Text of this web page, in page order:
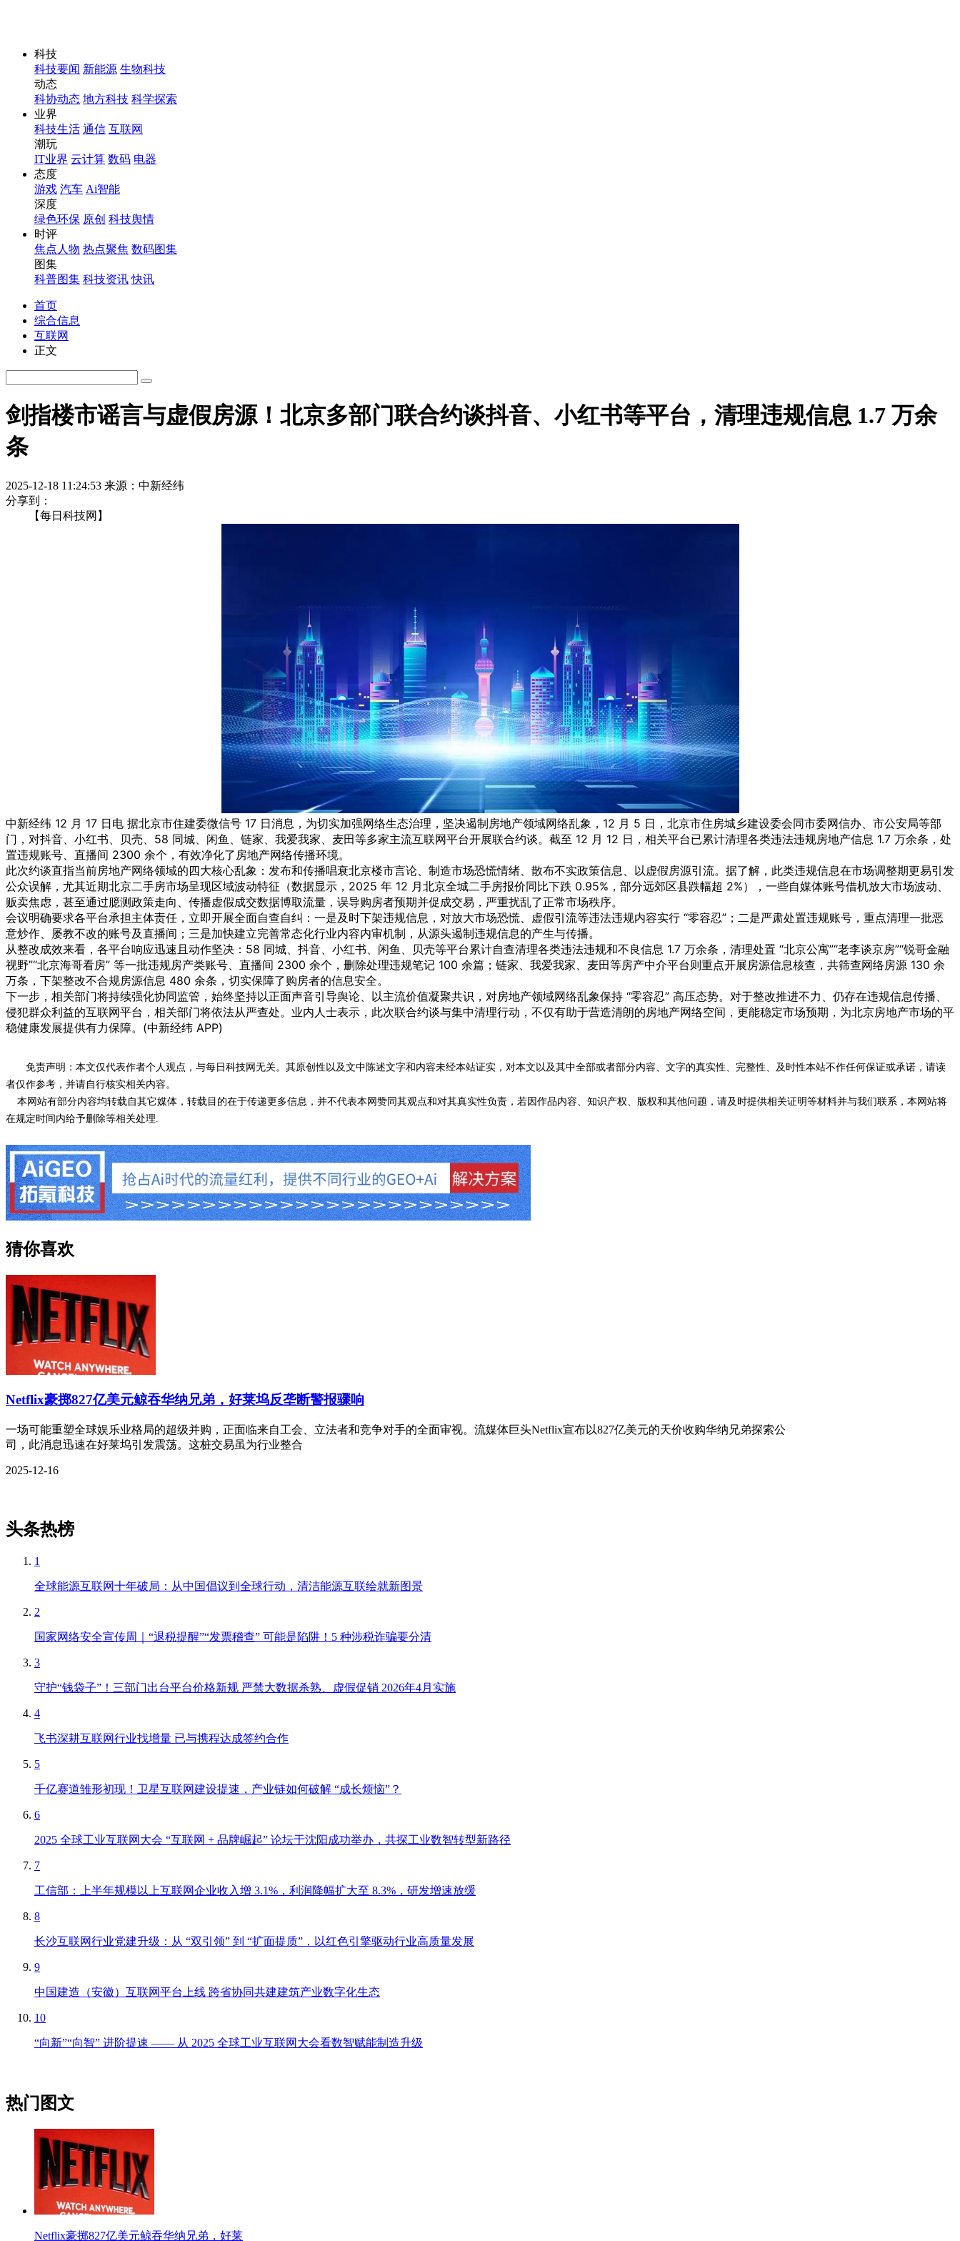
科技
科技要闻 新能源 生物科技
动态
科协动态 地方科技 科学探索
业界
科技生活 通信 互联网
潮玩
IT业界 云计算 数码 电器
态度
游戏 汽车 Ai智能
深度
绿色环保 原创 科技舆情
时评
焦点人物 热点聚焦 数码图集
图集
科普图集 科技资讯 快讯
首页
综合信息
互联网
正文
剑指楼市谣言与虚假房源！北京多部门联合约谈抖音、小红书等平台，清理违规信息 1.7 万余
条
2025-12-18 11:24:53 来源：中新经纬
分享到：
【每日科技网】
中新经纬 12 月 17 日电 据北京市住建委微信号 17 日消息，为切实加强网络生态治理，坚决遏制房地产领域网络乱象，12 月 5 日，北京市住房城乡建设委会同市委网信办、市公安局等部
门，对抖音、小红书、贝壳、58 同城、闲鱼、链家、我爱我家、麦田等多家主流互联网平台开展联合约谈。截至 12 月 12 日，相关平台已累计清理各类违法违规房地产信息 1.7 万余条，处
置违规账号、直播间 2300 余个，有效净化了房地产网络传播环境。
此次约谈直指当前房地产网络领域的四大核心乱象：发布和传播唱衰北京楼市言论、制造市场恐慌情绪、散布不实政策信息、以虚假房源引流。据了解，此类违规信息在市场调整期更易引发
公众误解，尤其近期北京二手房市场呈现区域波动特征（数据显示，2025 年 12 月北京全城二手房报价同比下跌 0.95%，部分远郊区县跌幅超 2%），一些自媒体账号借机放大市场波动、
贩卖焦虑，甚至通过臆测政策走向、传播虚假成交数据博取流量，误导购房者预期并促成交易，严重扰乱了正常市场秩序。
会议明确要求各平台承担主体责任，立即开展全面自查自纠：一是及时下架违规信息，对放大市场恐慌、虚假引流等违法违规内容实行 “零容忍”；二是严肃处置违规账号，重点清理一批恶
意炒作、屡教不改的账号及直播间；三是加快建立完善常态化行业内容内审机制，从源头遏制违规信息的产生与传播。
从整改成效来看，各平台响应迅速且动作坚决：58 同城、抖音、小红书、闲鱼、贝壳等平台累计自查清理各类违法违规和不良信息 1.7 万余条，清理处置 “北京公寓”“老李谈京房”“锐哥金融
视野”“北京海哥看房” 等一批违规房产类账号、直播间 2300 余个，删除处理违规笔记 100 余篇；链家、我爱我家、麦田等房产中介平台则重点开展房源信息核查，共筛查网络房源 130 余
万条，下架整改不合规房源信息 480 余条，切实保障了购房者的信息安全。
下一步，相关部门将持续强化协同监管，始终坚持以正面声音引导舆论、以主流价值凝聚共识，对房地产领域网络乱象保持 “零容忍” 高压态势。对于整改推进不力、仍存在违规信息传播、
侵犯群众利益的互联网平台，相关部门将依法从严查处。业内人士表示，此次联合约谈与集中清理行动，不仅有助于营造清朗的房地产网络空间，更能稳定市场预期，为北京房地产市场的平
稳健康发展提供有力保障。(中新经纬 APP)
免责声明：本文仅代表作者个人观点，与每日科技网无关。其原创性以及文中陈述文字和内容未经本站证实，对本文以及其中全部或者部分内容、文字的真实性、完整性、及时性本站不作任何保证或承诺，请读
者仅作参考，并请自行核实相关内容。
本网站有部分内容均转载自其它媒体，转载目的在于传递更多信息，并不代表本网赞同其观点和对其真实性负责，若因作品内容、知识产权、版权和其他问题，请及时提供相关证明等材料并与我们联系，本网站将
在规定时间内给予删除等相关处理.
猜你喜欢
Netflix豪掷827亿美元鲸吞华纳兄弟，好莱坞反垄断警报骤响
一场可能重塑全球娱乐业格局的超级并购，正面临来自工会、立法者和竞争对手的全面审视。流媒体巨头Netflix宣布以827亿美元的天价收购华纳兄弟探索公
司，此消息迅速在好莱坞引发震荡。这桩交易虽为行业整合
2025-12-16
头条热榜
1
全球能源互联网十年破局：从中国倡议到全球行动，清洁能源互联绘就新图景
2
国家网络安全宣传周｜“退税提醒”“发票稽查” 可能是陷阱！5 种涉税诈骗要分清
3
守护“钱袋子”！三部门出台平台价格新规 严禁大数据杀熟、虚假促销 2026年4月实施
4
飞书深耕互联网行业找增量 已与携程达成签约合作
5
千亿赛道雏形初现！卫星互联网建设提速，产业链如何破解 “成长烦恼”？
6
2025 全球工业互联网大会 “互联网 + 品牌崛起” 论坛于沈阳成功举办，共探工业数智转型新路径
7
工信部：上半年规模以上互联网企业收入增 3.1%，利润降幅扩大至 8.3%，研发增速放缓
8
长沙互联网行业党建升级：从 “双引领” 到 “扩面提质”，以红色引擎驱动行业高质量发展
9
中国建造（安徽）互联网平台上线 跨省协同共建建筑产业数字化生态
10
“向新”“向智” 进阶提速 —— 从 2025 全球工业互联网大会看数智赋能制造升级
热门图文
Netflix豪掷827亿美元鲸吞华纳兄弟，好莱